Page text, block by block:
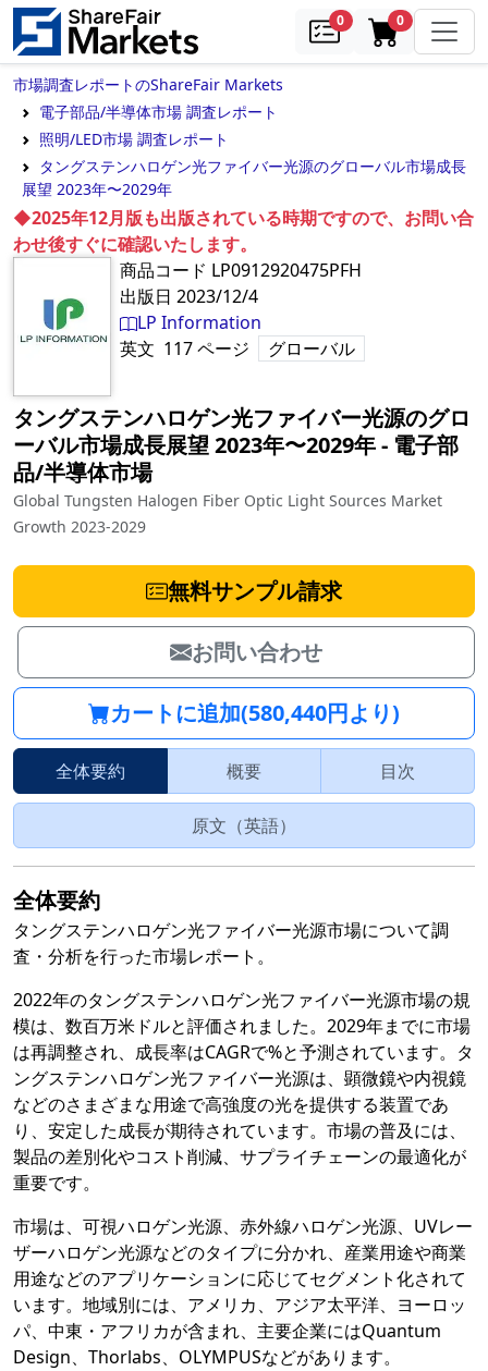
0samples0in cart
市場調査レポートのShareFair Markets
電子部品/半導体市場 調査レポート
照明/LED市場 調査レポート
タングステンハロゲン光ファイバー光源のグローバル市場成長
展望 2023年〜2029年
◆2025年12月版も出版されている時期ですので、お問い合
わせ後すぐに確認いたします。
商品コード LP0912920475PFH
出版日 2023/12/4
LP Information
英文 117ページ グローバル
タングステンハロゲン光ファイバー光源のグロ
ーバル市場成長展望 2023年〜2029年‐ 電子部
品/半導体市場
Global Tungsten Halogen Fiber Optic Light Sources Market
Growth 2023-2029
無料サンプル請求
お問い合わせ
カートに追加(580,440円より)
全体要約 概要 目次
原文（英語）
全体要約
タングステンハロゲン光ファイバー光源市場について調
査・分析を行った市場レポート。
2022年のタングステンハロゲン光ファイバー光源市場の規
模は、数百万米ドルと評価されました。2029年までに市場
は再調整され、成長率はCAGRで%と予測されています。タ
ングステンハロゲン光ファイバー光源は、顕微鏡や内視鏡
などのさまざまな用途で高強度の光を提供する装置であ
り、安定した成長が期待されています。市場の普及には、
製品の差別化やコスト削減、サプライチェーンの最適化が
重要です。
市場は、可視ハロゲン光源、赤外線ハロゲン光源、UVレー
ザーハロゲン光源などのタイプに分かれ、産業用途や商業
用途などのアプリケーションに応じてセグメント化されて
います。地域別には、アメリカ、アジア太平洋、ヨーロッ
パ、中東・アフリカが含まれ、主要企業にはQuantum
Design、Thorlabs、OLYMPUSなどがあります。